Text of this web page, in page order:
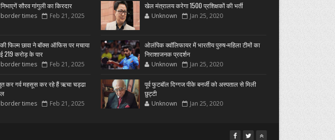
सौरव गांगुली का किरदार
times Feb 21, 2025
फिल्म छावा ने बॉक्स ऑफिस पर मचाया
219 करोड़ के पार
times Feb 21, 2025
कर गर्व महसूस कर रहे हैं ऋचा चड्ढा
times Feb 21, 2025
खेल मंत्रालय करेगा 1500 प्रशिक्षकों की भर्ती
Unknown Jan 25, 2020
ओलंपिक क्वॉलिफायर में भारतीय पुरुष-महिला टीमों का
निराशाजनक प्रदर्शन
Unknown Jan 25, 2020
पूर्व फुटबॉल दिग्गज पीके बनर्जी को अस्पताल से मिली
छुट्टी
Unknown Jan 25, 2020